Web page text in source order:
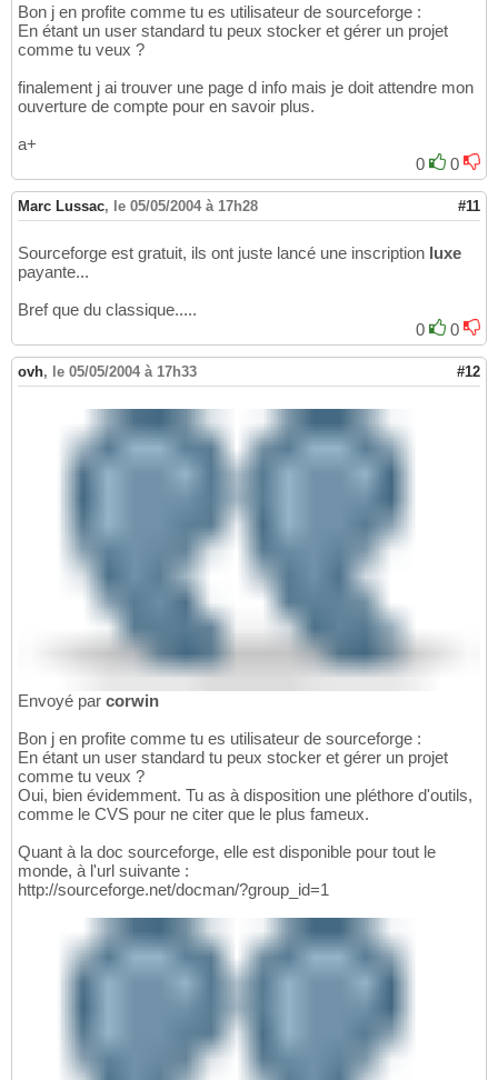
Bon j en profite comme tu es utilisateur de sourceforge :
En étant un user standard tu peux stocker et gérer un projet
comme tu veux ?
finalement j ai trouver une page d info mais je doit attendre mon
ouverture de compte pour en savoir plus.
a+
0
0
Marc Lussac, le 05/05/2004 à 17h28 #11
Sourceforge est gratuit, ils ont juste lancé une inscription luxe
payante...
Bref que du classique.....
0
0
ovh, le 05/05/2004 à 17h33 #12
Envoyé par corwin
Bon j en profite comme tu es utilisateur de sourceforge :
En étant un user standard tu peux stocker et gérer un projet
comme tu veux ?
Oui, bien évidemment. Tu as à disposition une pléthore d'outils,
comme le CVS pour ne citer que le plus fameux.
Quant à la doc sourceforge, elle est disponible pour tout le
monde, à l'url suivante :
http://sourceforge.net/docman/?group_id=1